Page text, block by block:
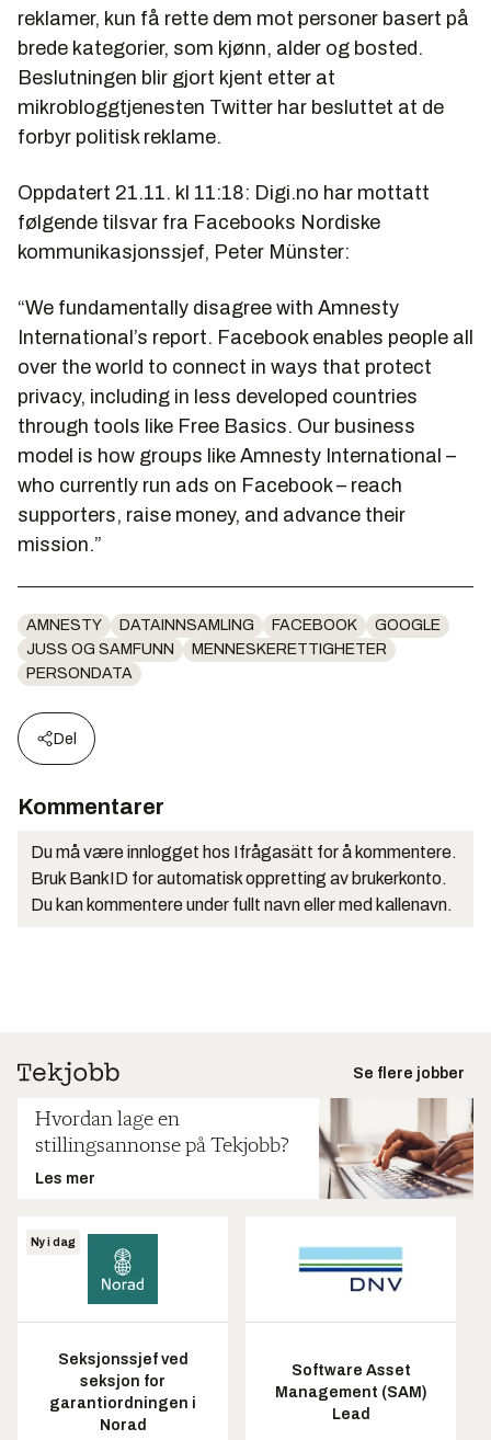
reklamer, kun få rette dem mot personer basert på
brede kategorier, som kjønn, alder og bosted.
Beslutningen blir gjort kjent etter at
mikrobloggtjenesten Twitter har besluttet at de
forbyr politisk reklame.
Oppdatert 21.11. kl 11:18: Digi.no har mottatt
følgende tilsvar fra Facebooks Nordiske
kommunikasjonssjef, Peter Münster:
“We fundamentally disagree with Amnesty
International’s report. Facebook enables people all
over the world to connect in ways that protect
privacy, including in less developed countries
through tools like Free Basics. Our business
model is how groups like Amnesty International –
who currently run ads on Facebook – reach
supporters, raise money, and advance their
mission.”
AMNESTY DATAINNSAMLING FACEBOOK
GOOGLE
JUSS OG SAMFUNN
MENNESKERETTIGHETER
PERSONDATA
Del
Kommentarer
Du må være innlogget hos Ifrågasätt for å kommentere.
Bruk BankID for automatisk oppretting av brukerkonto.
Du kan kommentere under fullt navn eller med kallenavn.
Se flere jobber
Hvordan lage en
stillingsannonse på Tekjobb?
Les mer
Ny i dag
Seksjonssjef ved
seksjon for
garantiordningen i
Norad
Software Asset
Management (SAM)
Lead